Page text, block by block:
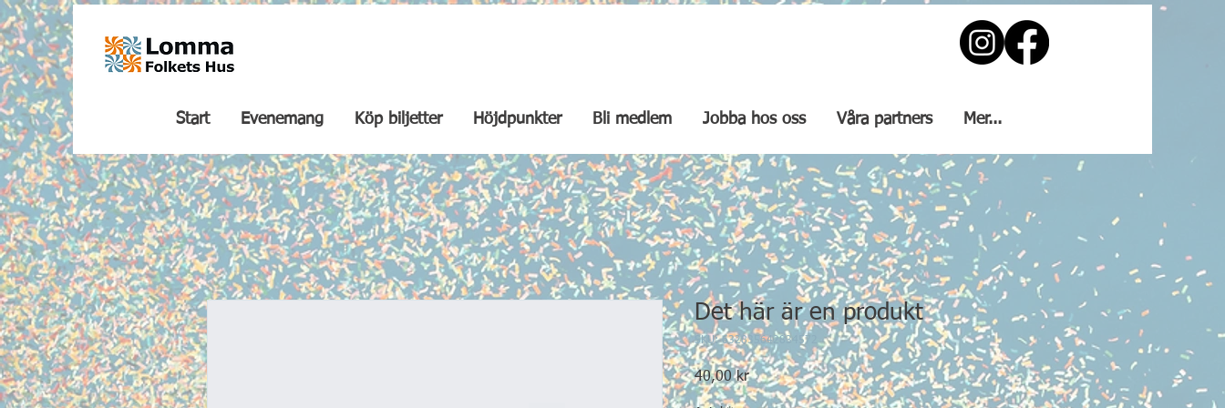
Start Evenemang Köp biljetter Höjdpunkter Bli medlem Jobba hos oss Våra partners Mer...
Det här är en produkt
SKU: 632835642834572
40,00 krPris